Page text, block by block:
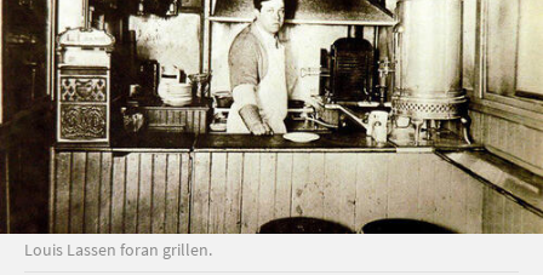
Louis Lassen foran grillen.